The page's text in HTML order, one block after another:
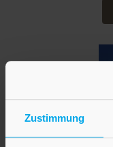
Zustimmung